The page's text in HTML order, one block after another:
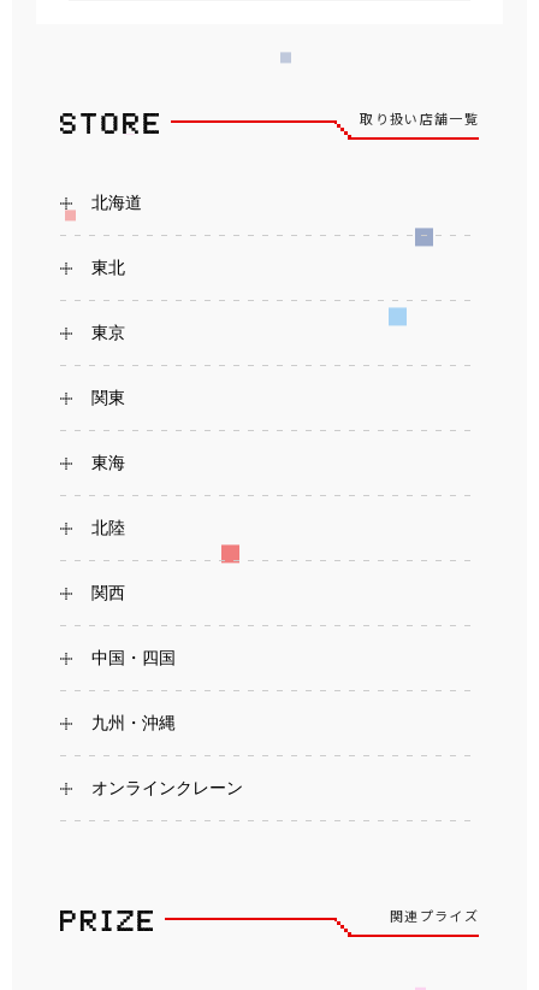
取り扱い店舗一覧
北海道
東北
東京
関東
東海
北陸
関西
中国・四国
九州・沖縄
オンラインクレーン
関連プライズ